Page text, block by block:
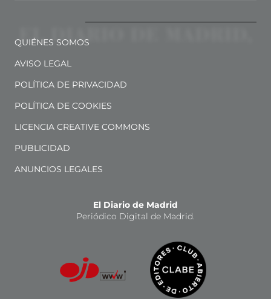
QUIÉNES SOMOS
AVISO LEGAL
POLÍTICA DE PRIVACIDAD
POLÍTICA DE COOKIES
LICENCIA CREATIVE COMMONS
PUBLICIDAD
ANUNCIOS LEGALES
El Diario de Madrid
Periódico Digital de Madrid.